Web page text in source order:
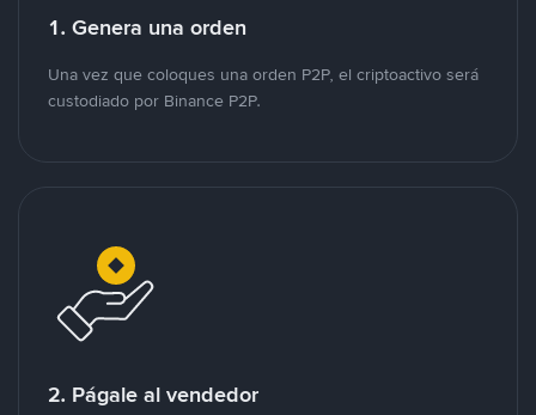
1. Genera una orden
Una vez que coloques una orden P2P, el criptoactivo será
custodiado por Binance P2P.
2. Págale al vendedor